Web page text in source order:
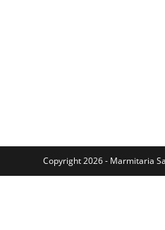
Copyright 2026 - Marmitaria